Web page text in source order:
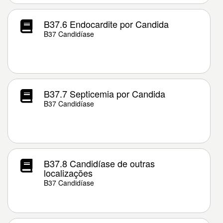
B37.6 Endocardite por Candida
B37 Candidíase
B37.7 Septicemia por Candida
B37 Candidíase
B37.8 Candidíase de outras
localizações
B37 Candidíase